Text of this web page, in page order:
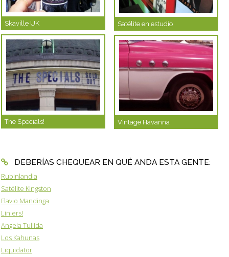
Skaville UK Satélite en estudio
The Specials! Vintage Havanna
DEBERÍAS CHEQUEAR EN QUÉ ANDA ESTA GENTE:
Rubinlandia
Satélite Kingston
Flavio Mandinga
Liniers!
Angela Tullida
Los Kahunas
Liquidator